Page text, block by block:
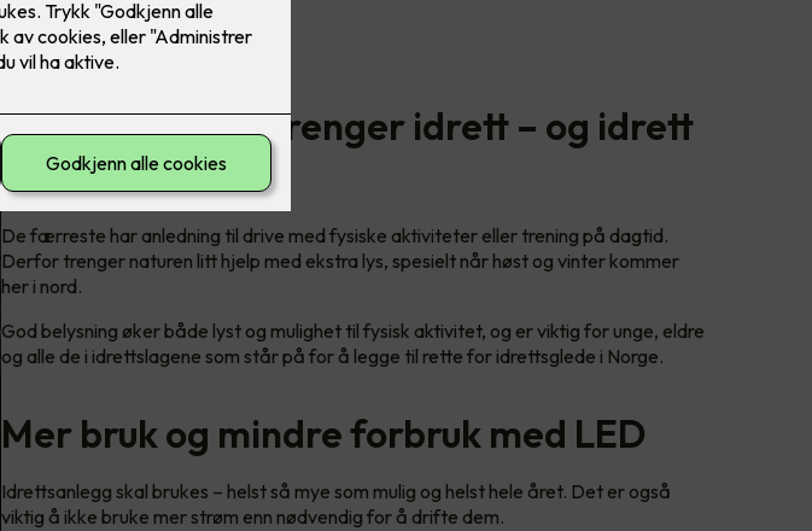
God folkehelse trenger idrett – og idrett
trenger godt lys
De færreste har anledning til drive med fysiske aktiviteter eller trening på dagtid.
Derfor trenger naturen litt hjelp med ekstra lys, spesielt når høst og vinter kommer
her i nord.
God belysning øker både lyst og mulighet til fysisk aktivitet, og er viktig for unge, eldre
og alle de i idrettslagene som står på for å legge til rette for idrettsglede i Norge.
Mer bruk og mindre forbruk med LED
Idrettsanlegg skal brukes – helst så mye som mulig og helst hele året. Det er også
viktig å ikke bruke mer strøm enn nødvendig for å drifte dem.